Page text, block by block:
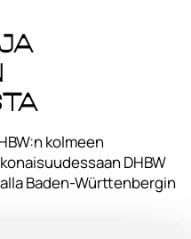
ja
kolmeen
DHBW
Baden-Württenbergin